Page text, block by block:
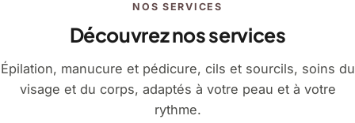
NOS SERVICES
Découvrez nos services
Épilation, manucure et pédicure, cils et sourcils, soins du
visage et du corps, adaptés à votre peau et à votre
rythme.